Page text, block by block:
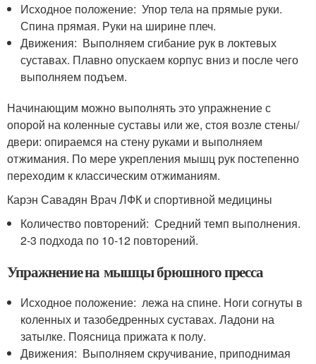
Исходное положение: Упор тела на прямые руки.
Спина прямая. Руки на ширине плеч.
Движения: Выполняем сгибание рук в локтевых
суставах. Плавно опускаем корпус вниз и после чего
выполняем подъем.
Начинающим можно выполнять это упражнение с
опорой на коленные суставы или же, стоя возле стены/
двери: опираемся на стену руками и выполняем
отжимания. По мере укрепления мышц рук постепенно
переходим к классическим отжиманиям.
Карэн Савадян Врач ЛФК и спортивной медицины
Количество повторений: Средний темп выполнения.
2-3 подхода по 10-12 повторений.
Упражнение на мышцы брюшного пресса
Исходное положение: лежа на спине. Ноги согнуты в
коленных и тазобедренных суставах. Ладони на
затылке. Поясница прижата к полу.
Движения: Выполняем скручивание, приподнимая